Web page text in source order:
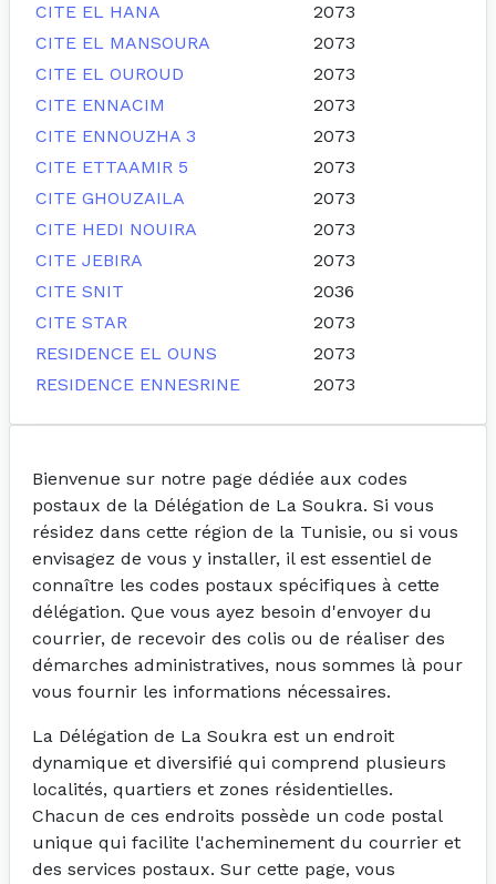
CITE EL HANA
2073
CITE EL MANSOURA
2073
CITE EL OUROUD
2073
CITE ENNACIM
2073
CITE ENNOUZHA 3
2073
CITE ETTAAMIR 5
2073
CITE GHOUZAILA
2073
CITE HEDI NOUIRA
2073
CITE JEBIRA
2073
CITE SNIT
2036
CITE STAR
2073
RESIDENCE EL OUNS
2073
RESIDENCE ENNESRINE
2073
Bienvenue sur notre page dédiée aux codes
postaux de la Délégation de La Soukra. Si vous
résidez dans cette région de la Tunisie, ou si vous
envisagez de vous y installer, il est essentiel de
connaître les codes postaux spécifiques à cette
délégation. Que vous ayez besoin d'envoyer du
courrier, de recevoir des colis ou de réaliser des
démarches administratives, nous sommes là pour
vous fournir les informations nécessaires.
La Délégation de La Soukra est un endroit
dynamique et diversifié qui comprend plusieurs
localités, quartiers et zones résidentielles.
Chacun de ces endroits possède un code postal
unique qui facilite l'acheminement du courrier et
des services postaux. Sur cette page, vous